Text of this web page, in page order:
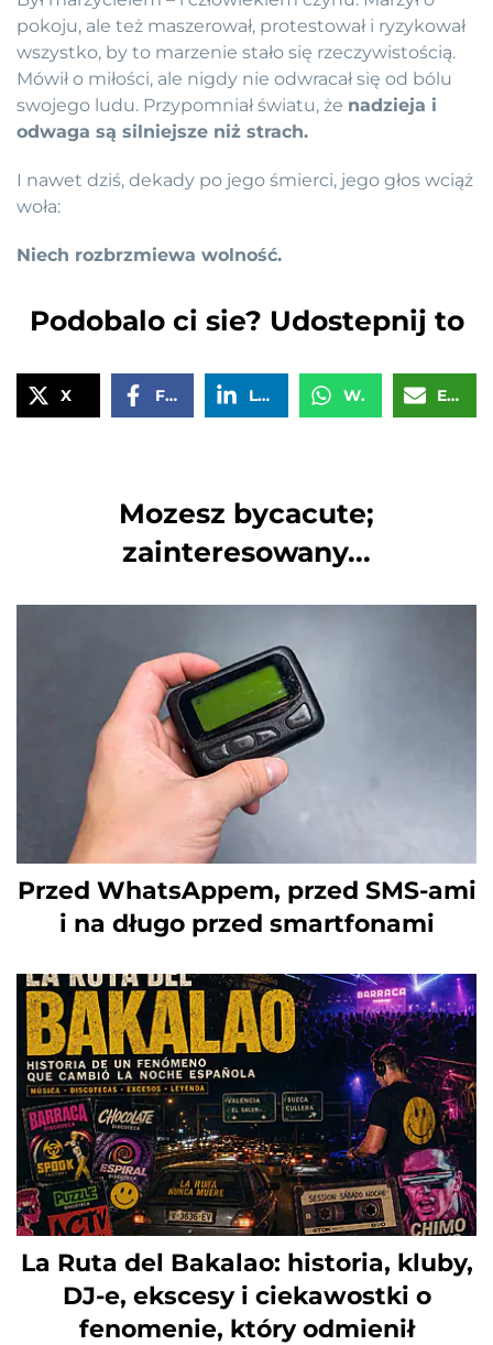
pokoju, ale też maszerował, protestował i ryzykował
wszystko, by to marzenie stało się rzeczywistością.
Mówił o miłości, ale nigdy nie odwracał się od bólu
swojego ludu. Przypomniał światu, że nadzieja i
odwaga są silniejsze niż strach.
I nawet dziś, dekady po jego śmierci, jego głos wciąż
woła:
Niech rozbrzmiewa wolność.
Podobalo ci sie? Udostepnij to
X Facebook LinkedIn WhatsApp Email
Mozesz bycacute;
zainteresowany...
Przed WhatsAppem, przed SMS-ami
i na długo przed smartfonami
La Ruta del Bakalao: historia, kluby,
DJ-e, ekscesy i ciekawostki o
fenomenie, który odmienił